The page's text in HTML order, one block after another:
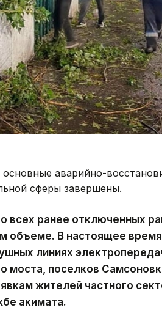
аварийно-
сферы завершены.
всех ранее отключенных
объеме. В настоящее
линиях
моста, поселков
жителей частного
акимата.